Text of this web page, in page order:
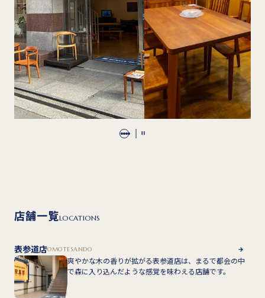
店舗一覧LOCATIONS
爽やかな木の香りが拡がる表参道店は、まるで都会の中
で森に入り込んだような感覚を味わえる店舗です。
表参道店OMOTESANDO